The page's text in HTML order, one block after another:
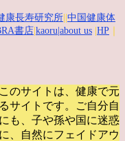
康長寿研究所 中国健康体
書店 kaoru |about us HP
のサイトは、健康で元
サイトです。
ご自分自
も、子や孫や国に迷惑
、自然にフェイドアウ